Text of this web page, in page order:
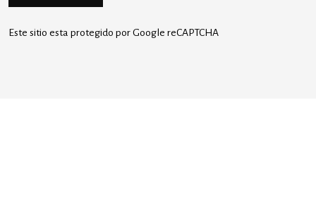
Este sitio esta protegido por Google reCAPTCHA